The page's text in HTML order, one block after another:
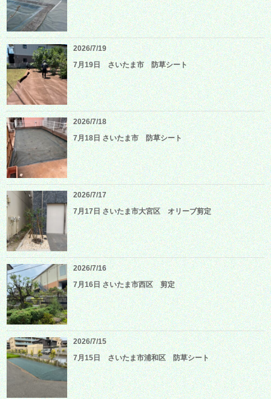
2026/7/19
7月19日 さいたま市 防草シート
2026/7/18
7月18日 さいたま市 防草シート
2026/7/17
7月17日 さいたま市大宮区 オリーブ剪定
2026/7/16
7月16日 さいたま市西区 剪定
2026/7/15
7月15日 さいたま市浦和区 防草シート